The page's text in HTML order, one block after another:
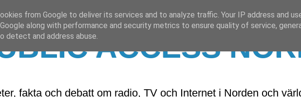
ACCESS
fakta och debatt om radio, TV och Internet i Norden och
from Google to deliver its services and to analyze traffic. Your IP address and
along with performance and security metrics to ensure quality of service,
detect and address abuse.